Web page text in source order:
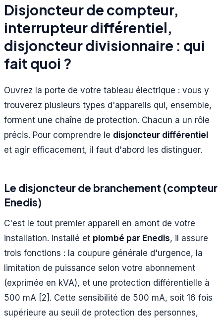
Disjoncteur de compteur,
interrupteur différentiel,
disjoncteur divisionnaire : qui
fait quoi ?
Ouvrez la porte de votre tableau électrique : vous y
trouverez plusieurs types d'appareils qui, ensemble,
forment une chaîne de protection. Chacun a un rôle
précis. Pour comprendre le disjoncteur différentiel
et agir efficacement, il faut d'abord les distinguer.
Le disjoncteur de branchement (compteur
Enedis)
C'est le tout premier appareil en amont de votre
installation. Installé et plombé par Enedis, il assure
trois fonctions : la coupure générale d'urgence, la
limitation de puissance selon votre abonnement
(exprimée en kVA), et une protection différentielle à
500 mA [2]. Cette sensibilité de 500 mA, soit 16 fois
supérieure au seuil de protection des personnes,